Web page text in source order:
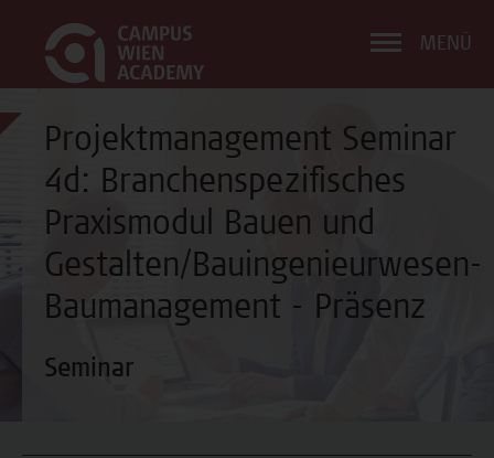
MENÜ
Projektmanagement Seminar
4d: Branchenspezifisches
Praxismodul Bauen und
Gestalten/Bauingenieurwesen-
Baumanagement - Präsenz
Seminar